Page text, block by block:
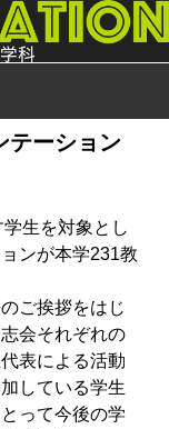
テーション
生を対象とし
ンが本学231教
ご挨拶をはじ
会それぞれの
表による活動
している学生
って今後の学